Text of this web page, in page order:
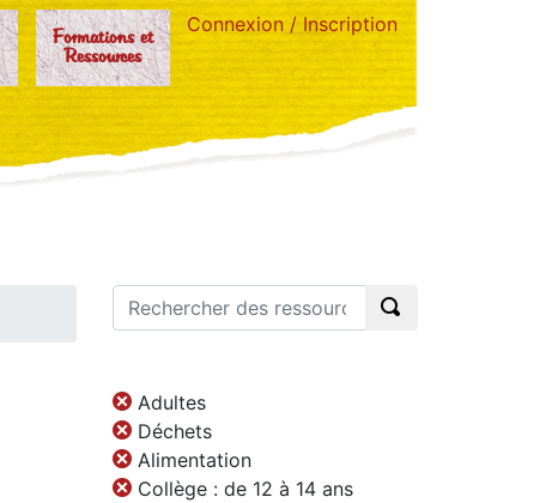
Formations et
Ressources
Connexion / Inscription
Adultes
Déchets
Alimentation
Collège : de 12 à 14 ans